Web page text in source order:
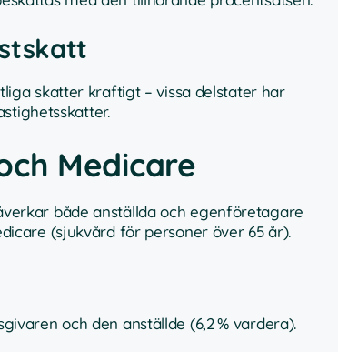
skatter kraftigt – vissa delstater har
Medicare
både anställda och egenföretagare
(sjukvård för personer över 65 år).
och den anställde (6,2 % vardera).